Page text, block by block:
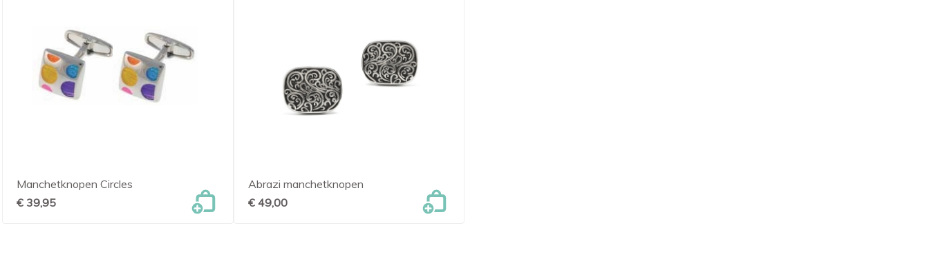
 Snel bekijken
Manchetknopen Circles
€ 39,95
 Snel bekijken
Abrazi manchetknopen
€ 49,00